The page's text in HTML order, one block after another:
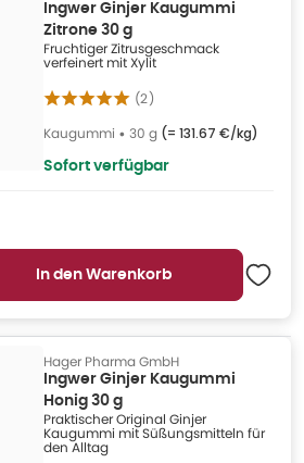
Ingwer Ginjer Kaugummi
Zitrone 30 g
Fruchtiger Zitrusgeschmack
verfeinert mit Xylit
(2)
Kaugummi • 30 g (= 131.67 €/kg)
Sofort verfügbar
In den Warenkorb
Hager Pharma GmbH
Ingwer Ginjer Kaugummi
Honig 30 g
Praktischer Original Ginjer
Kaugummi mit Süßungsmitteln für
den Alltag